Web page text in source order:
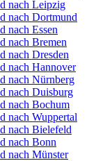
nach Leipzig
nach Dortmund
nach Essen
nach Bremen
nach Dresden
nach Hannover
nach Nürnberg
nach Duisburg
nach Bochum
nach Wuppertal
nach Bielefeld
nach Bonn
nach Münster